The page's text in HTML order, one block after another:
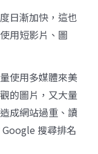
日漸加快，這也
用短影片、圖
使用多媒體來美
的圖片，又大量
成網站過重、讀
搜尋排名